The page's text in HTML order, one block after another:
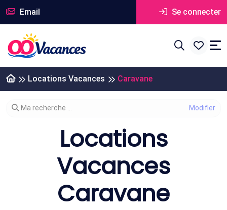
Email Se connecter
Locations Vacances Caravane
Modifier votre recherche
Ma recherche ...
Locations
Vacances
Caravane